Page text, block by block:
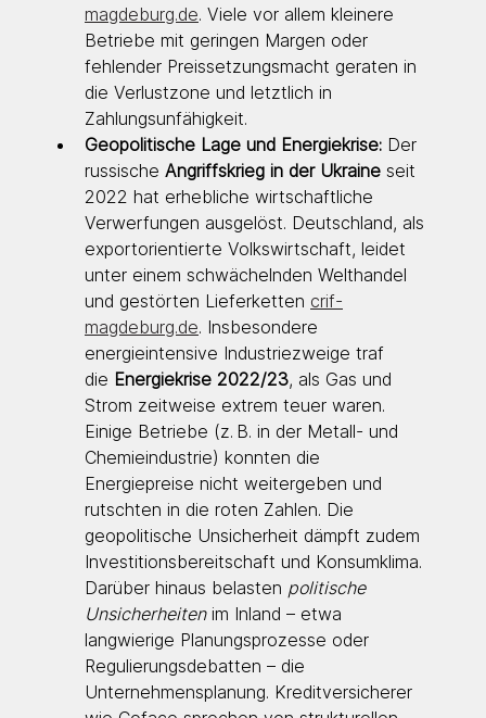
magdeburg.de. Viele vor allem kleinere
Betriebe mit geringen Margen oder
fehlender Preissetzungsmacht geraten in
die Verlustzone und letztlich in
Zahlungsunfähigkeit.
Geopolitische Lage und Energiekrise: Der
russische Angriffskrieg in der Ukraine seit
2022 hat erhebliche wirtschaftliche
Verwerfungen ausgelöst. Deutschland, als
exportorientierte Volkswirtschaft, leidet
unter einem schwächelnden Welthandel
und gestörten Lieferketten crif-
magdeburg.de. Insbesondere
energieintensive Industriezweige traf
die Energiekrise 2022/23, als Gas und
Strom zeitweise extrem teuer waren.
Einige Betriebe (z. B. in der Metall- und
Chemieindustrie) konnten die
Energiepreise nicht weitergeben und
rutschten in die roten Zahlen. Die
geopolitische Unsicherheit dämpft zudem
Investitionsbereitschaft und Konsumklima.
Darüber hinaus belasten politische
Unsicherheiten im Inland – etwa
langwierige Planungsprozesse oder
Regulierungsdebatten – die
Unternehmensplanung. Kreditversicherer